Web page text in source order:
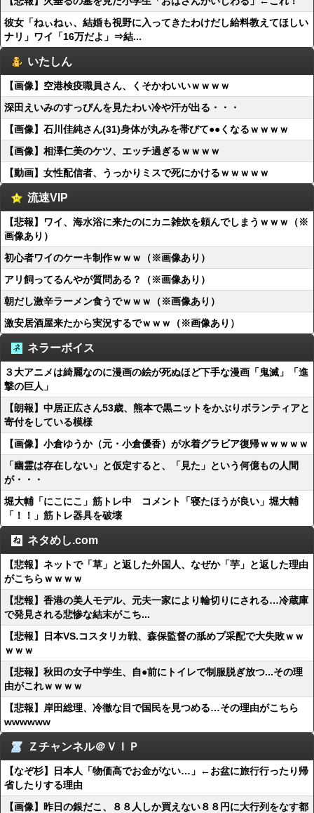
彼女「ねぃねぃ、結婚も視野に入ってきたわけだし給料教えてほしい
ナリ」ワイ「16万だよ」⇒結...
いたしん
【画像】空港検疫職員さん、くそかわいいｗｗｗｗ
深田えいみのすっぴんを見たわい冷や汗が出る・・・
【画像】石川佳純さん(31)身体が丸みを帯びて●●くなるｗｗｗｗ
【画像】相澤仁美のケツ、エッチ過ぎるｗｗｗｗ
【動画】女性配信者、うっかりミスで死にかけるｗｗｗｗｗ
流速VIP
【悲報】ワイ、海水浴に来たのにカニ雑炊を頼んでしまうｗｗｗ（※
画像あり）
初心者ワイのケーキ制作ｗｗｗ（※画像あり）
アリ飼ってるんやが質問ある？（※画像あり）
朝だし激辛ラーメン食うでｗｗｗ（※画像あり）
激安居酒屋来たから実況するでｗｗｗ（※画像あり）
ネラーボイス
３大アニメは綺麗なのに漫画の絵が死ぬほど下手な漫画「鬼滅」「進
撃の巨人」
【朗報】中居正広さん53歳、熊本で黒ニットをかぶりボランティアと
寄付をしている模様
【画像】小倉ゆうか（元・小倉優香）が水着グラビア復帰ｗｗｗｗｗ
「幽霊は存在しない」と仮定すると、「見た」という何億もの人間
が・・・
堀大輔「にこにこ」筋トレ中 コメント「寝たほうが良い」堀大輔
「！！」筋トレ器具を破壊
ネタめし.com
【悲報】ネットで「草」と返した外国人、なぜか「芋」と返した理由
がこちらｗｗｗｗ
【悲報】香港の美人モデル、元夫一家により輪切りにされる…冷蔵庫
で発見される悲惨な結末がこち...
【悲報】日本VS.コスタリカ戦、森保監督の舐めプ采配で大失敗ｗｗ
ｗｗｗ
【悲報】秋田の女子中学生、自●前にトイレで制服脱ぎ放つ...その理
由がこれｗｗｗｗ
【悲報】岸田総理、冷徹な目で国民を見つめる…その理由がこちら
wwwwww
Ｚチャンネル＠ＶＩＰ
【なぞ杉】日本人「物価高でお金がない…」←お盆に旅行行ったり帰
省したりする理由
【画像】昨日の銀だこ、８８人しか買えない８８円に大行列をなす都